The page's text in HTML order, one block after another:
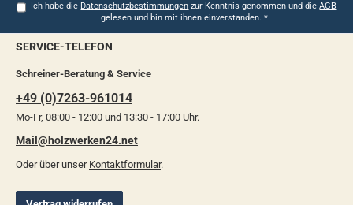
Ich habe die Datenschutzbestimmungen zur Kenntnis genommen und dieAGB
gelesen und bin mit ihnen einverstanden. *
SERVICE-TELEFON
Schreiner-Beratung & Service
+49 (0)7263-961014
Mo-Fr, 08:00 - 12:00 und 13:30 - 17:00 Uhr.
Mail@holzwerken24.net
Oder über unser Kontaktformular.